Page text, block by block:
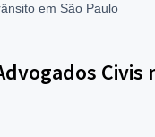
em São Paulo
Civis